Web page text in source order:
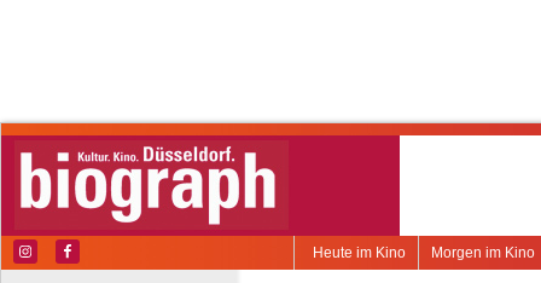
Morgen im Kino
Heute im Kino